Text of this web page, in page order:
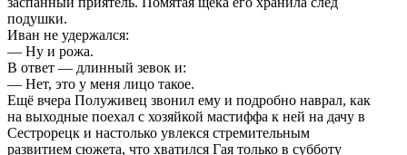
подушки.
Иван не удержался:
— Ну и рожа.
В ответ — длинный зевок и:
— Нет, это у меня лицо такое.
Ещё вчера Полуживец звонил ему и подробно наврал, как
на выходные поехал с хозяйкой мастиффа к ней на дачу в
Сестрорецк и настолько увлекся стремительным
развитием сюжета, что хватился Гая только в субботу